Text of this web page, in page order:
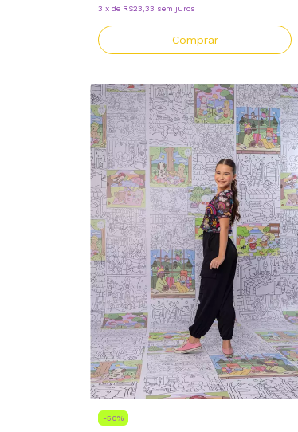
3 x de R$23,33 sem juros
Comprar
-50%